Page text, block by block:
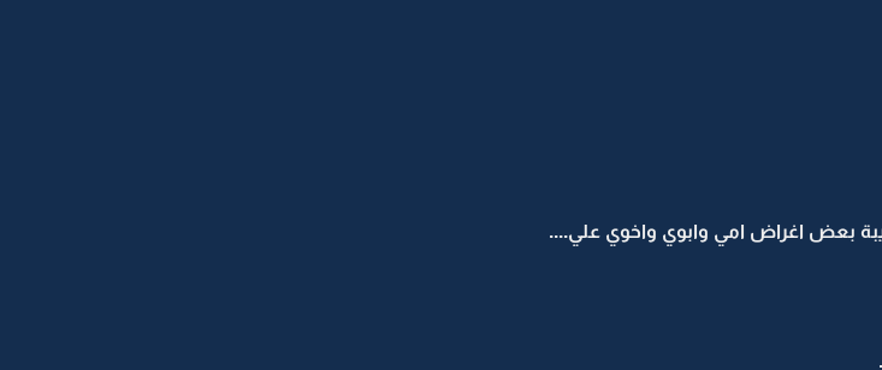
بعض اغراض امي وابوي واخوي علي....